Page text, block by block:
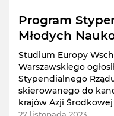
Program
Młodych
Studium Europy
Warszawskiego
Stypendialnego
skierowanego do
krajów Azji Środkowej